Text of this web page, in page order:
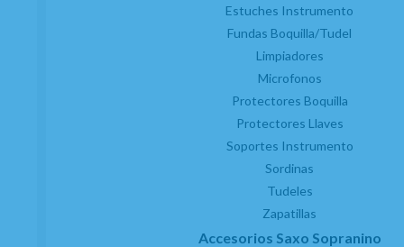
Estuches Instrumento
Fundas Boquilla/Tudel
Limpiadores
Microfonos
Protectores Boquilla
Protectores Llaves
Soportes Instrumento
Sordinas
Tudeles
Zapatillas
Accesorios Saxo Sopranino